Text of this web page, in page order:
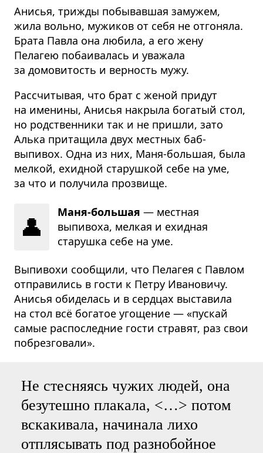
Анисья, трижды побывавшая замужем,
жила вольно, мужиков от себя не отгоняла.
Брата Павла она любила, а его жену
Пелагею побаивалась и уважала
за домовитость и верность мужу.
Рассчитывая, что брат с женой придут
на именины, Анисья накрыла богатый стол,
но родственники так и не пришли, зато
Алька притащила двух местных баб-
выпивох. Одна из них, Маня-большая, была
мелкой, ехидной старушкой себе на уме,
за что и получила прозвище.
👤 Маня-большая — местная
выпивоха, мелкая и ехидная
старушка себе на уме.
Выпивохи сообщили, что Пелагея с Павлом
отправились в гости к Петру Ивановичу.
Анисья обиделась и в сердцах выставила
на стол всё богатое угощение — «пускай
самые распоследние гости стравят, раз свои
побрезговали».
Не стесняясь чужих людей, она
безутешно плакала, <…> потом
вскакивала, начинала лихо
отплясывать под разнобойное